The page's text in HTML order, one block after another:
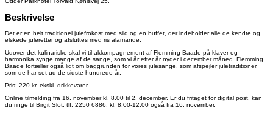
Beskrivelse
Det er en helt traditionel julefrokost med sild og en buffet, der indeholder alle de kendte og
elskede juleretter og afsluttes med ris alamande.
Udover det kulinariske skal vi til akkompagnement af Flemming Baade på klaver og
harmonika synge mange af de sange, som vi år efter år nyder i december måned. Flemming
Baade fortæller også lidt om baggrunden for vores julesange, som afspejler juletraditioner,
som de har set ud de sidste hundrede år.
Pris: 220 kr. ekskl. drikkevarer.
Online tilmelding fra 16. november kl. 8.00 til 2. december. Er du fritaget for digital post, kan
du ringe til Birgit Slot, tlf. 2250 6886, kl. 8.00-12.00 også fra 16. november.